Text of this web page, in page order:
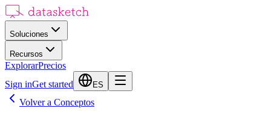
Soluciones
Recursos
ExplorarPrecios
Sign inGet started ES
Volver a Conceptos